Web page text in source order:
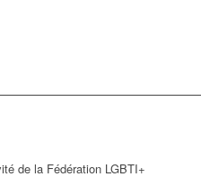
de la Fédération LGBTI+